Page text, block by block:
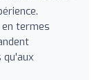
termes